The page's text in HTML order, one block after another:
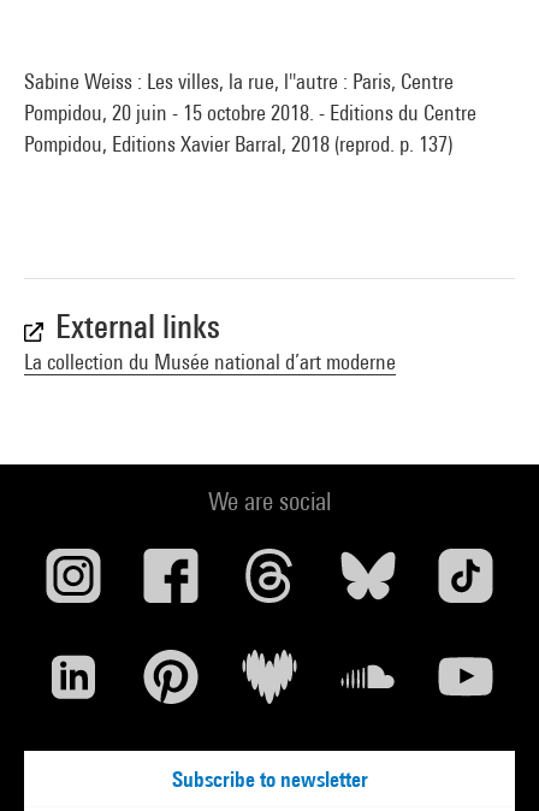
Sabine Weiss : Les villes, la rue, l''autre : Paris, Centre
Pompidou, 20 juin - 15 octobre 2018. - Editions du Centre
Pompidou, Editions Xavier Barral, 2018 (reprod. p. 137)
External links
La collection du Musée national d’art moderne
We are social
Subscribe to newsletter